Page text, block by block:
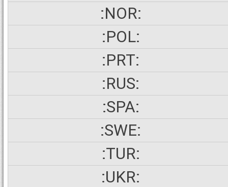
:NOR:
:POL:
:PRT:
:RUS:
:SPA:
:SWE:
:TUR:
:UKR: